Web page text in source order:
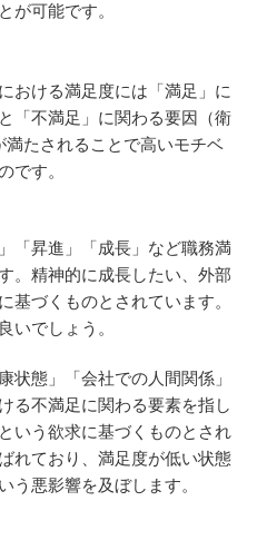
が可能です。
おける満足度には「満足」に
「不満足」に関わる要因（衛
たされることで高いモチベ
です。
「昇進」「成長」など職務満
。精神的に成長したい、外部
基づくものとされています。
いでしょう。
態」「会社での人間関係」
る不満足に関わる要素を指し
いう欲求に基づくものとされ
れており、満足度が低い状態
う悪影響を及ぼします。